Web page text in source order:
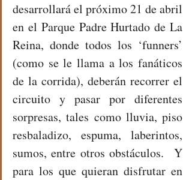
desarrollará el próximo 21 de abril
en el Parque Padre Hurtado de La
Reina, donde todos los ‘funners’
(como se le llama a los fanáticos
de la corrida), deberán recorrer el
circuito y pasar por diferentes
sorpresas, tales como lluvia, piso
resbaladizo, espuma, laberintos,
sumos, entre otros obstáculos.  Y
para los que quieran disfrutar en